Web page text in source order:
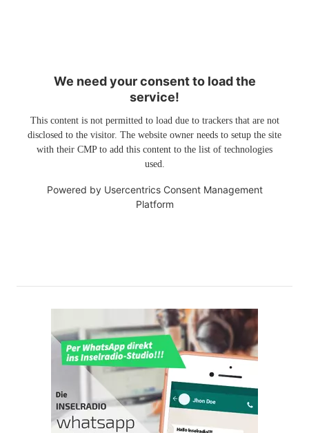
We need your consent to load the
service!
This content is not permitted to load due to trackers that are not
disclosed to the visitor. The website owner needs to setup the site
with their CMP to add this content to the list of technologies
used.
Powered by Usercentrics Consent Management
Platform